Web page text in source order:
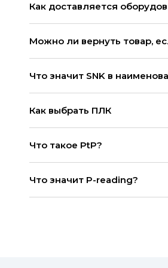
Как доставляется
Можно ли вернуть товар,
Что значит SNK в
Как выбрать ПЛК
Что такое PtP?
Что значит P-reading?